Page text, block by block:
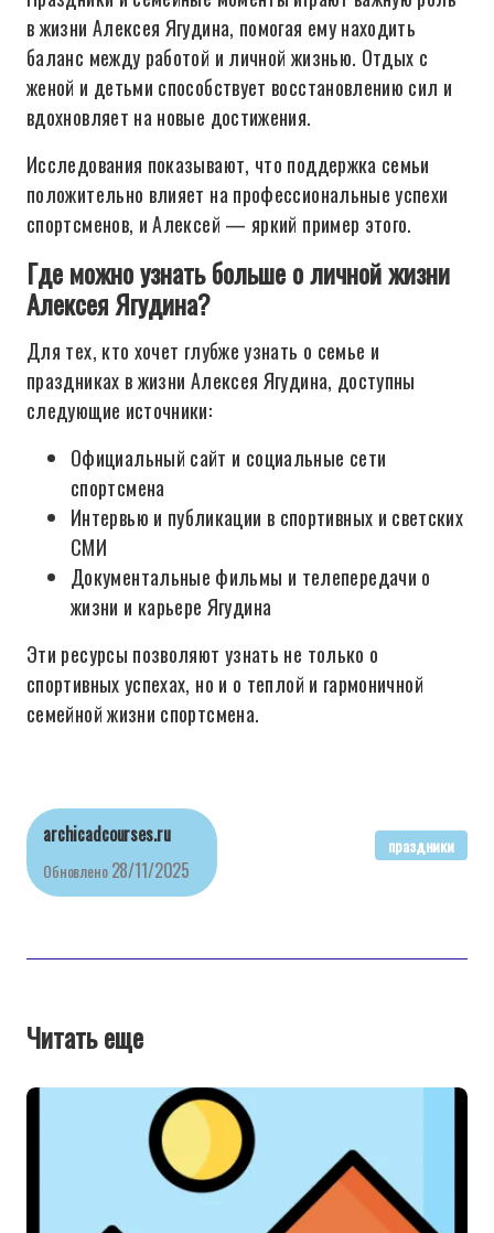
в жизни Алексея Ягудина, помогая ему находить
баланс между работой и личной жизнью. Отдых с
женой и детьми способствует восстановлению сил и
вдохновляет на новые достижения.
Исследования показывают, что поддержка семьи
положительно влияет на профессиональные успехи
спортсменов, и Алексей — яркий пример этого.
Где можно узнать больше о личной жизни
Алексея Ягудина?
Для тех, кто хочет глубже узнать о семье и
праздниках в жизни Алексея Ягудина, доступны
следующие источники:
Официальный сайт и социальные сети
спортсмена
Интервью и публикации в спортивных и светских
СМИ
Документальные фильмы и телепередачи о
жизни и карьере Ягудина
Эти ресурсы позволяют узнать не только о
спортивных успехах, но и о теплой и гармоничной
семейной жизни спортсмена.
archicadcourses.ru
Обновлено 28/11/2025
праздники
Читать еще